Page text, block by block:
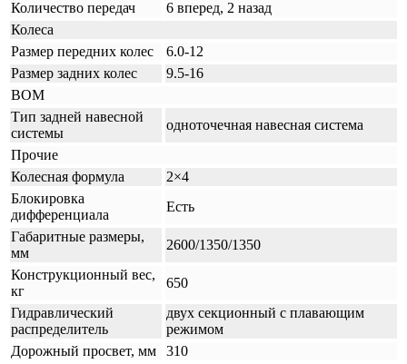
Количество передач
6 вперед, 2 назад
Колеса
Размер передних колес
6.0-12
Размер задних колес
9.5-16
ВОМ
Тип задней навесной
системы
одноточечная навесная система
Прочие
Колесная формула
2×4
Блокировка
дифференциала
Есть
Габаритные размеры,
мм
2600/1350/1350
Конструкционный вес,
кг
650
Гидравлический
распределитель
двух секционный с плавающим
режимом
Дорожный просвет, мм
310